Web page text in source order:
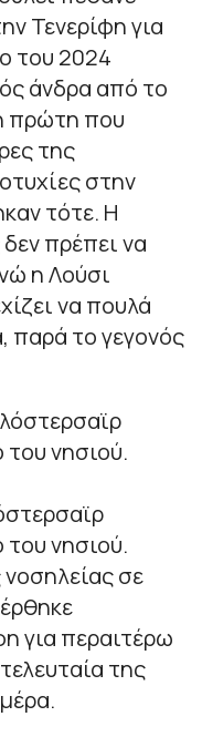
Τενερίφη για
του 2024
άνδρα από το
πρώτη που
της
στην
τότε. Η
πρέπει να
η Λούσι
να πουλά
παρά το γεγονός
νησιού.
σε
για περαιτέρω
της